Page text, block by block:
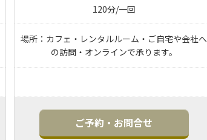
120分/一回
場所：カフェ・レンタルルーム・ご自宅や会社へ
の訪問・オンラインで承ります。
ご予約・お問合せ